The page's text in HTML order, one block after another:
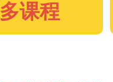
课程